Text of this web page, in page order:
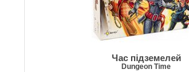
Час підземелей
Dungeon Time